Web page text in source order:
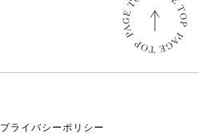
プライバシーポリシー